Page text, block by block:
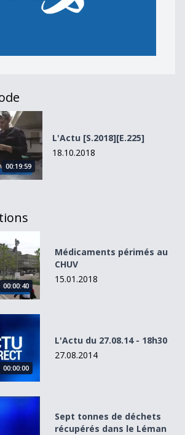
00:19:59
L'Actu [S.2018][E.225]
18.10.2018
au CHUV
00:00:40
Médicaments périmés au
CHUV
15.01.2018
- 18h30
00:00:00
L'Actu du 27.08.14 - 18h30
27.08.2014
récupérés dans le Léman
Sept tonnes de déchets
récupérés dans le Léman